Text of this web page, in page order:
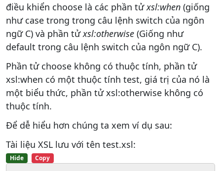
điều khiển choose là các phần tửxsl:when (giống
như case trong trong câu lệnh switch của ngôn
ngữ C) và phần tửxsl:otherwise (Giống như
default trong câu lệnh switch của ngôn ngữ C).
Phần tử choose không có thuộc tính, phần tử
xsl:when có một thuộc tính test, giá trị của nó là
một biểu thức, phần tử xsl:otherwise không có
thuộc tính.
Để dễ hiểu hơn chúng ta xem ví dụ sau:
Tài liệu XSL lưu với tên test.xsl:
Hide Copy